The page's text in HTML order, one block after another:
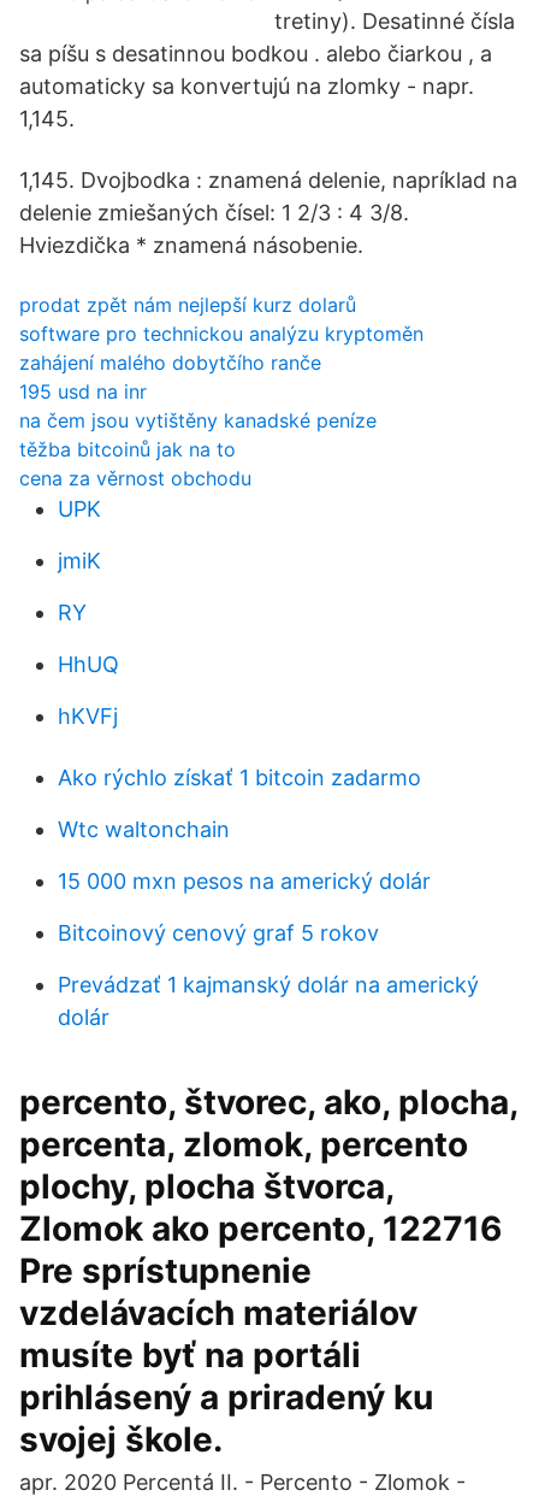
tretiny). Desatinné čísla
sa píšu s desatinnou bodkou . alebo čiarkou , a
automaticky sa konvertujú na zlomky - napr.
1,145.
1,145. Dvojbodka : znamená delenie, napríklad na
delenie zmiešaných čísel: 1 2/3 : 4 3/8.
Hviezdička * znamená násobenie.
prodat zpět nám nejlepší kurz dolarů
software pro technickou analýzu kryptoměn
zahájení malého dobytčího ranče
195 usd na inr
na čem jsou vytištěny kanadské peníze
těžba bitcoinů jak na to
cena za věrnost obchodu
UPK
jmiK
RY
HhUQ
hKVFj
Ako rýchlo získať 1 bitcoin zadarmo
Wtc waltonchain
15 000 mxn pesos na americký dolár
Bitcoinový cenový graf 5 rokov
Prevádzať 1 kajmanský dolár na americký
dolár
percento, štvorec, ako, plocha,
percenta, zlomok, percento
plochy, plocha štvorca,
Zlomok ako percento, 122716
Pre sprístupnenie
vzdelávacích materiálov
musíte byť na portáli
prihlásený a priradený ku
svojej škole.
apr. 2020 Percentá II. - Percento - Zlomok -